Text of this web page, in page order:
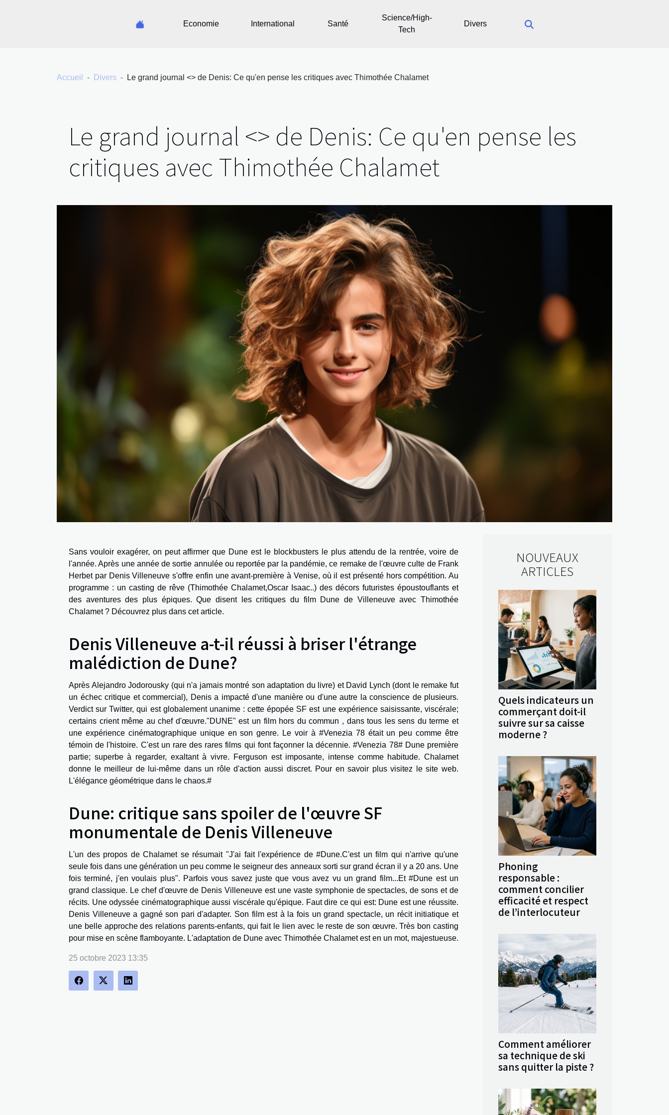
Economie International Santé
Science/High-
Tech
Divers
Accueil Divers Le grand journal <> de Denis: Ce qu'en pense les critiques avec Thimothée Chalamet
Le grand journal <> de Denis: Ce qu'en pense les
critiques avec Thimothée Chalamet
Sans vouloir exagérer, on peut affirmer que Dune est le blockbusters le plus attendu de la rentrée, voire de
l'année. Après une année de sortie annulée ou reportée par la pandémie, ce remake de l'œuvre culte de Frank
Herbet par Denis Villeneuve s'offre enfin une avant-première à Venise, où il est présenté hors compétition. Au
programme : un casting de rêve (Thimothée Chalamet,Oscar Isaac..) des décors futuristes époustouflants et
des aventures des plus épiques. Que disent les critiques du film Dune de Villeneuve avec Thimothée
Chalamet ? Découvrez plus dans cet article.
Denis Villeneuve a-t-il réussi à briser l'étrange
malédiction de Dune?
Après Alejandro Jodorousky (qui n'a jamais montré son adaptation du livre) et David Lynch (dont le remake fut
un échec critique et commercial), Denis a impacté d'une manière ou d'une autre la conscience de plusieurs.
Verdict sur Twitter, qui est globalement unanime : cette épopée SF est une expérience saisissante, viscérale;
certains crient même au chef d'œuvre."DUNE" est un film hors du commun , dans tous les sens du terme et
une expérience cinématographique unique en son genre. Le voir à #Venezia 78 était un peu comme être
témoin de l'histoire. C'est un rare des rares films qui font façonner la décennie. #Venezia 78# Dune première
partie; superbe à regarder, exaltant à vivre. Ferguson est imposante, intense comme habitude. Chalamet
donne le meilleur de lui-même dans un rôle d'action aussi discret. Pour en savoir plusvisitez le site web.
L'élégance géométrique dans le chaos.#
Dune: critique sans spoiler de l'œuvre SF
monumentale de Denis Villeneuve
L'un des propos de Chalamet se résumait "J'ai fait l'expérience de #Dune.C'est un film qui n'arrive qu'une
seule fois dans une génération un peu comme le seigneur des anneaux sorti sur grand écran il y a 20 ans. Une
fois terminé, j'en voulais plus". Parfois vous savez juste que vous avez vu un grand film...Et #Dune est un
grand classique. Le chef d'œuvre de Denis Villeneuve est une vaste symphonie de spectacles, de sons et de
récits. Une odyssée cinématographique aussi viscérale qu'épique. Faut dire ce qui est: Dune est une réussite.
Denis Villeneuve a gagné son pari d'adapter. Son film est à la fois un grand spectacle, un récit initiatique et
une belle approche des relations parents-enfants, qui fait le lien avec le reste de son œuvre. Très bon casting
pour mise en scène flamboyante. L'adaptation de Dune avec Thimothée Chalamet est en un mot, majestueuse.
25 octobre 2023 13:35
NOUVEAUX
ARTICLES
Quels indicateurs un
commerçant doit-il
suivre sur sa caisse
moderne ?
Phoning
responsable :
comment concilier
efficacité et respect
de l’interlocuteur
Comment améliorer
sa technique de ski
sans quitter la piste ?